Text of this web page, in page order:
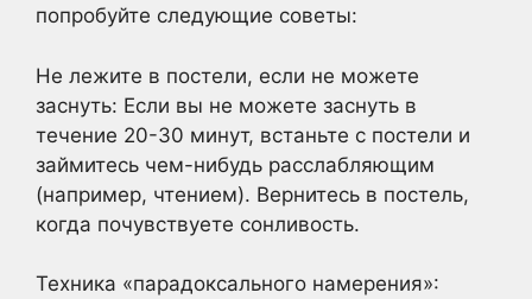
попробуйте следующие советы:
Не лежите в постели, если не можете
заснуть: Если вы не можете заснуть в
течение 20-30 минут, встаньте с постели и
займитесь чем-нибудь расслабляющим
(например, чтением). Вернитесь в постель,
когда почувствуете сонливость.
Техника «парадоксального намерения»: